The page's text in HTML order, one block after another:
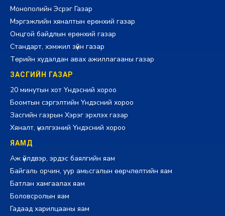
Монополийн Эсрэг Газар
Мэргэжлийн хяналтын ерөнхий газар
Онцгой байдлын ерөнхий газар
Стандарт, хэмжил зүйн газар
Төрийн худалдан авах ажиллагааны газар
ЗАСГИЙН ГАЗАР
20 минутын хот Үндэсний хороо
Боомтын сэргэлтийн Үндэсний хороо
Засгийн газрын Хэрэг эрхлэх газар
Хяналт, үнэлгээний Үндэсний хороо
ЯАМД
Аж үйлдвэр, эрдэс баялгийн яам
Байгаль орчин, уур амьсгалын өөрчлөлтийн яам
Батлан хамгаалах яам
Боловсролын яам
Гадаад харилцааны яам